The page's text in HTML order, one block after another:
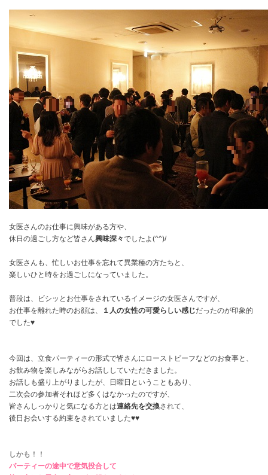
女医さんのお仕事に興味がある方や、
休日の過ごし方など皆さん興味深々でしたよ(^^)/
女医さんも、忙しいお仕事を忘れて異業種の方たちと、
楽しいひと時をお過ごしになっていました。
普段は、ビシッとお仕事をされているイメージの女医さんですが、
お仕事を離れた時のお顔は、
１人の女性の可愛らしい感じだったのが印象的
でした♥
今回は、立食パーティーの形式で皆さんにローストビーフなどのお食事と、
お飲み物を楽しみながらお話ししていただきました。
お話しも盛り上がりましたが、日曜日ということもあり、
二次会の参加者それほど多くはなかったのですが、
皆さんしっかりと気になる方とは連絡先を交換されて、
後日お会いする約束をされていました♥♥
しかも！！
パーティーの途中で意気投合して